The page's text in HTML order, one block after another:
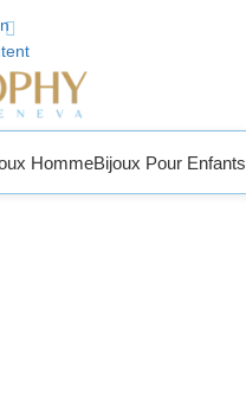
Jewelry
HommeBijoux Pour Enfants